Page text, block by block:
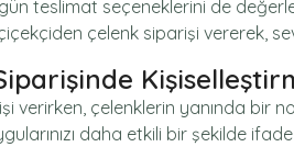
gün teslimat seçeneklerini de
çelenk siparişi vererek,
verirken, çelenklerin yanında bir
daha etkili bir şekilde